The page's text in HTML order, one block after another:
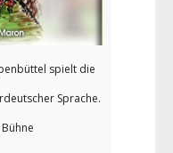
spielt die
Sprache.